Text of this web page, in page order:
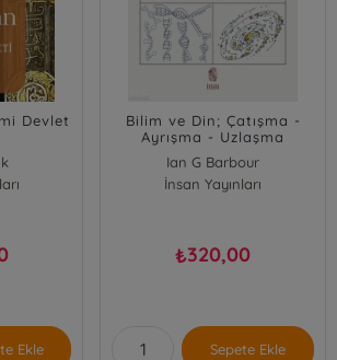
Devlet
Ekle
Bilim ve Din; Çatışma -
Ayrışma - Uzlaşma
Ian G Barbour
İnsan Yayınları
₺320,00
Sepete Ekle